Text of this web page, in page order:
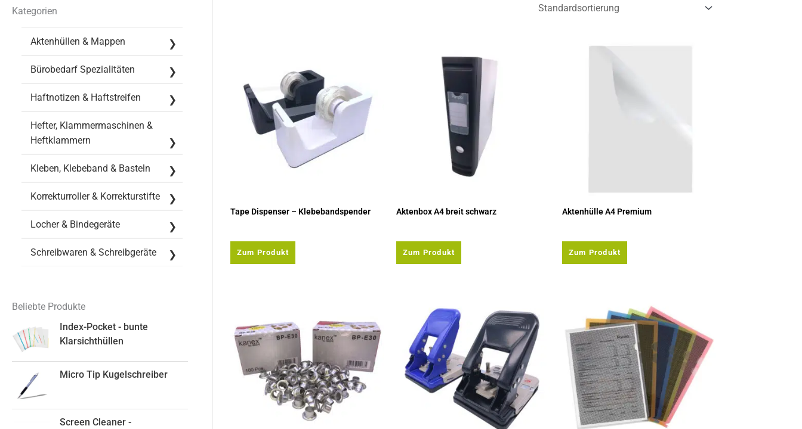
Kategorien
Aktenhüllen & Mappen
Bürobedarf Spezialitäten
Haftnotizen & Haftstreifen
Hefter, Klammermaschinen &
Heftklammern
Kleben, Klebeband & Basteln
Korrekturroller & Korrekturstifte
Locher & Bindegeräte
Schreibwaren & Schreibgeräte
Beliebte Produkte
Index-Pocket - bunte
Klarsichthüllen
Micro Tip Kugelschreiber
Screen Cleaner -
Tape Dispenser – Klebebandspender
Zum Produkt
Aktenbox A4 breit schwarz
Zum Produkt
Aktenhülle A4 Premium
Zum Produkt